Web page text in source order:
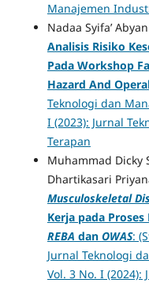
Manajemen
Nadaa Syifa’
Analisis Risiko
Pada Workshop
Hazard And
Teknologi dan
I (2023): Jurnal
Terapan
Muhammad Dicky
Dhartikasari
Musculoskeletal
Kerja pada
REBA dan OWAS:
Jurnal Teknologi
Vol. 3 No. I